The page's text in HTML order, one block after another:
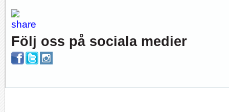
Följ oss på sociala medier